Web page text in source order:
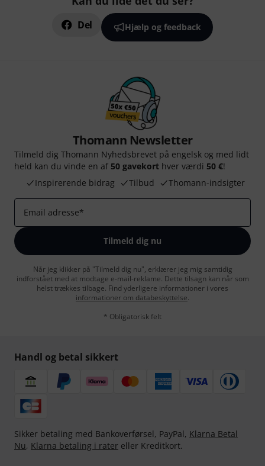
Del Hjælp og feedback
Thomann Newsletter
Tilmeld dig Thomann Nyhedsbrevet på engelsk og med lidt
held kan du vinde en af 50 gavekort hver værdi 50 €!
Inspirerende bidrag
Tilbud Thomann-indsigter
Email adresse*
Tilmeld dig nu
Når jeg klikker på "Tilmeld dig nu", erklærer jeg mig samtidig
indforstået med at modtage e-mail-reklame. Dette tilsagn kan når som
helst trækkes tilbage. Find yderligere informationer i vores
informationer om databeskyttelse.
* Obligatorisk felt
Handl og betal sikkert
Sikker betaling med Bankoverførsel, PayPal, Klarna Betal
Nu, Klarna betaling i rater eller Kreditkort.